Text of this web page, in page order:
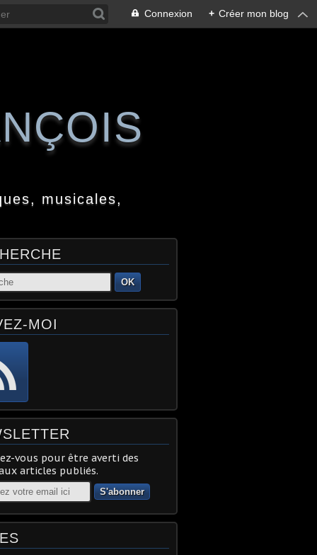
Connexion + Créer mon blog
musicales,
OK
MOI
vous pour être averti des
articles publiés.